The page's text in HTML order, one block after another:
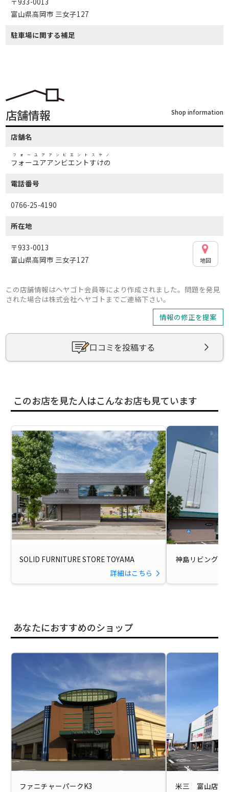
富山県高岡市 三女子127
駐車場に関する補足
店舗情報 Shop information
店舗名
フォーユアアンビエントすけの
フォーユアアンビエントスケノ
電話番号
0766-25-4190
所在地
〒933-0013
富山県高岡市 三女子127
地図
この店舗情報はヘヤゴト会員等により作成されました。問題を発見
された場合は株式会社ヘヤゴトまでご連絡下さい。
情報の修正を提案
口コミを投稿する
このお店を見た人はこんなお店も見ています
SOLID FURNITURE STORE TOYAMA
詳細はこちら
神島リビング
あなたにおすすめのショップ
ファニチャーパークK3
米三 富山店